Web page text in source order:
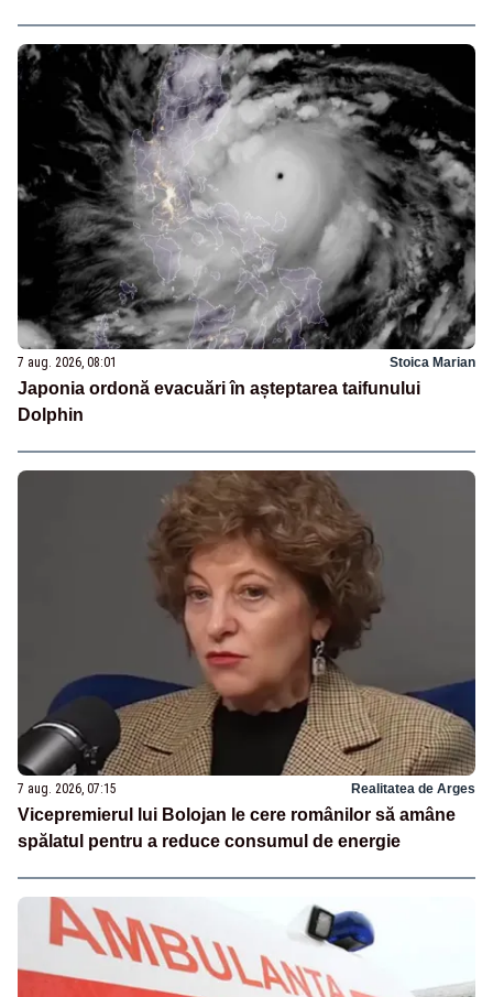
7 aug. 2026, 08:01 Stoica Marian
Japonia ordonă evacuări în așteptarea taifunului
Dolphin
7 aug. 2026, 07:15 Realitatea de Arges
Vicepremierul lui Bolojan le cere românilor să amâne
spălatul pentru a reduce consumul de energie